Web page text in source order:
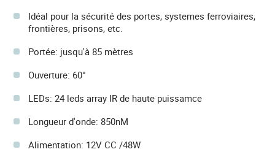
Idéal pour la sécurité des portes, systemes ferroviaires,
frontières, prisons, etc.
Portée: jusqu'à 85 mètres
Ouverture: 60°
LEDs: 24 leds array IR de haute puissamce
Longueur d'onde: 850nM
Alimentation: 12V CC /48W